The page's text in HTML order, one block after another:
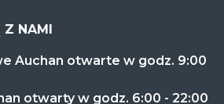
NAMI
Auchan otwarte w godz. 9:00
otwarty w godz. 6:00 - 22:00